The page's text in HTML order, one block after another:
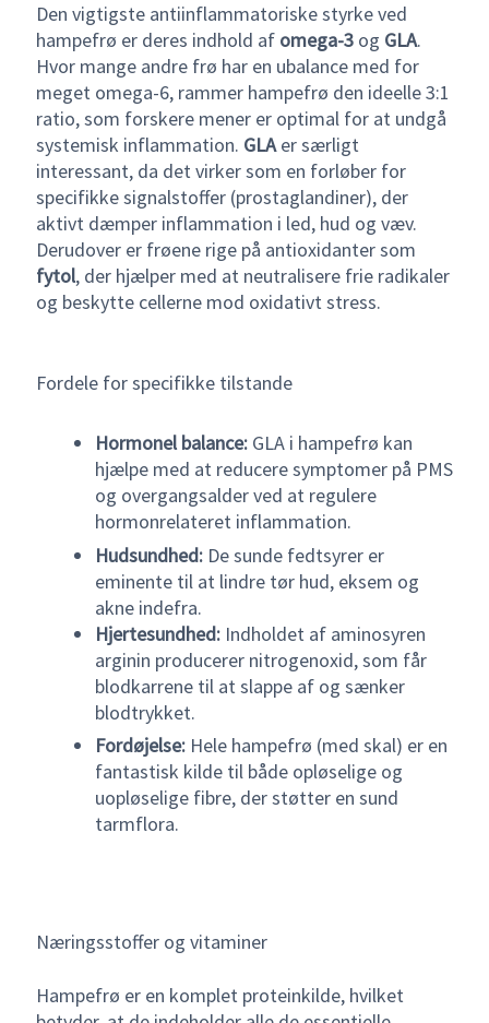
Den vigtigste antiinflammatoriske styrke ved
hampefrø er deres indhold af omega-3og GLA.
Hvor mange andre frø har en ubalance med for
meget omega-6, rammer hampefrø den ideelle 3:1
ratio, som forskere mener er optimal for at undgå
systemisk inflammation. GLAer særligt
interessant, da det virker som en forløber for
specifikke signalstoffer (prostaglandiner), der
aktivt dæmper inflammation i led, hud og væv.
Derudover er frøene rige på antioxidanter som
fytol, der hjælper med at neutralisere frie radikaler
og beskytte cellerne mod oxidativt stress.
Fordele for specifikke tilstande
Hormonel balance:GLA i hampefrø kan
hjælpe med at reducere symptomer på PMS
og overgangsalder ved at regulere
hormonrelateret inflammation.
Hudsundhed:De sunde fedtsyrer er
eminente til at lindre tør hud, eksem og
akne indefra.
Hjertesundhed:Indholdet af aminosyren
arginin producerer nitrogenoxid, som får
blodkarrene til at slappe af og sænker
blodtrykket.
Fordøjelse:Hele hampefrø (med skal) er en
fantastisk kilde til både opløselige og
uopløselige fibre, der støtter en sund
tarmflora.
Næringsstoffer og vitaminer
Hampefrø er en komplet proteinkilde, hvilket